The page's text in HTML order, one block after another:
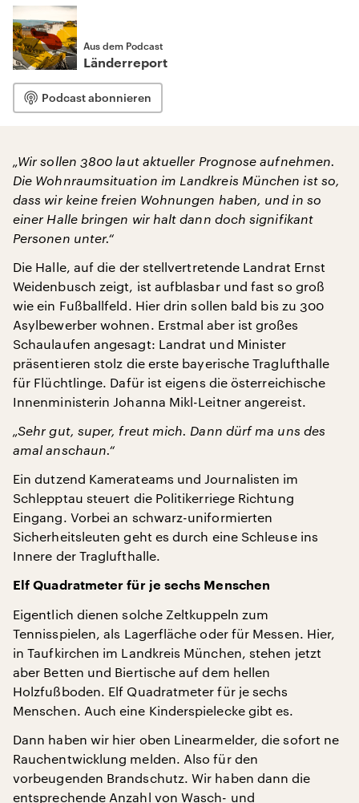
Aus dem Podcast
Länderreport
Podcast abonnieren
„Wir sollen 3800 laut aktueller Prognose aufnehmen.
Die Wohnraumsituation im Landkreis München ist so,
dass wir keine freien Wohnungen haben, und in so
einer Halle bringen wir halt dann doch signifikant
Personen unter.“
Die Halle, auf die der stellvertretende Landrat Ernst
Weidenbusch zeigt, ist aufblasbar und fast so groß
wie ein Fußballfeld. Hier drin sollen bald bis zu 300
Asylbewerber wohnen. Erstmal aber ist großes
Schaulaufen angesagt: Landrat und Minister
präsentieren stolz die erste bayerische Traglufthalle
für Flüchtlinge. Dafür ist eigens die österreichische
Innenministerin Johanna Mikl-Leitner angereist.
„Sehr gut, super, freut mich. Dann dürf ma uns des
amal anschaun.“
Ein dutzend Kamerateams und Journalisten im
Schlepptau steuert die Politikerriege Richtung
Eingang. Vorbei an schwarz-uniformierten
Sicherheitsleuten geht es durch eine Schleuse ins
Innere der Traglufthalle.
Elf Quadratmeter für je sechs Menschen
Eigentlich dienen solche Zeltkuppeln zum
Tennisspielen, als Lagerfläche oder für Messen. Hier,
in Taufkirchen im Landkreis München, stehen jetzt
aber Betten und Biertische auf dem hellen
Holzfußboden. Elf Quadratmeter für je sechs
Menschen. Auch eine Kinderspielecke gibt es.
Dann haben wir hier oben Linearmelder, die sofort ne
Rauchentwicklung melden. Also für den
vorbeugenden Brandschutz. Wir haben dann die
entsprechende Anzahl von Wasch- und